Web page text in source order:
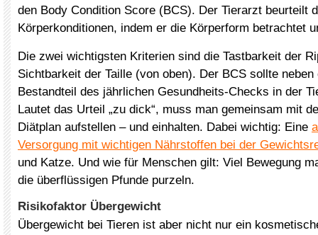
den Body Condition Score (BCS). Der Tierarzt beurteilt
Körperkonditionen, indem er die Körperform betrachtet
Die zwei wichtigsten Kriterien sind die Tastbarkeit der
Sichtbarkeit der Taille (von oben). Der BCS sollte
Bestandteil des jährlichen Gesundheits-Checks in der
Lautet das Urteil „zu dick“, muss man gemeinsam mit
Diätplan aufstellen – und einhalten. Dabei wichtig: Eine
Versorgung mit wichtigen Nährstoffen bei der
und Katze. Und wie für Menschen gilt: Viel Bewegung
die überflüssigen Pfunde purzeln.
Risikofaktor Übergewicht
Übergewicht bei Tieren ist aber nicht nur ein